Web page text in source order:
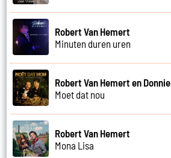
Robert Van Hemert
Minuten duren uren
Robert Van Hemert en Donnie
Moet dat nou
Robert Van Hemert
Mona Lisa